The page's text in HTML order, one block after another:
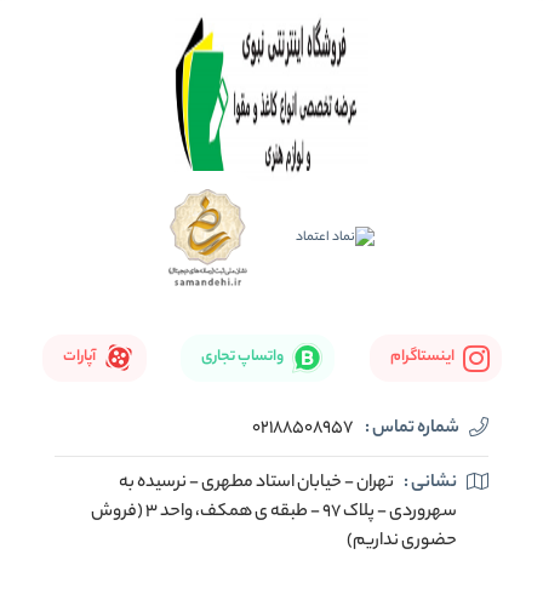
اینستاگرام واتساپ تجاری آپارات
شماره تماس : 02188508957
نشانی : تهران - خیابان استاد مطهری - نرسیده به
سهروردی - پلاک 97 - طبقه ی همکف، واحد 3 (فروش
حضوری نداریم)